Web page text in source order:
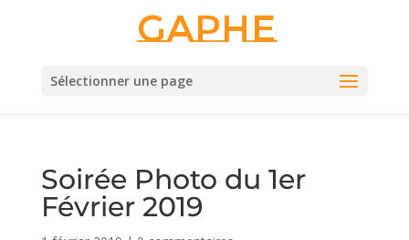
Gaphe
Sélectionner une page
Soirée Photo du 1er
Février 2019